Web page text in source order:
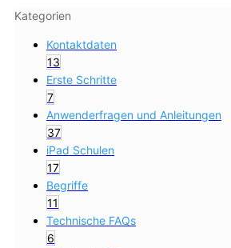
Kategorien
Kontaktdaten
13
Erste Schritte
7
Anwenderfragen und Anleitungen
37
iPad Schulen
17
Begriffe
11
Technische FAQs
6